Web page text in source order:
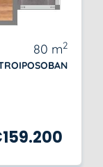
80 m2
159.200